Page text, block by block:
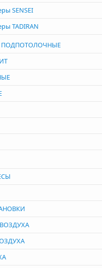
SENSEI
TADIRAN
ПОДПОТОЛОЧНЫЕ